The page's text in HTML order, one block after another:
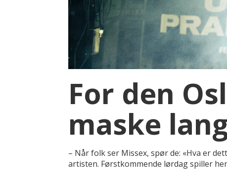
For den
maske
– Når folk ser Missex, spør de: «Hva er
artisten. Førstkommende lørdag spiller